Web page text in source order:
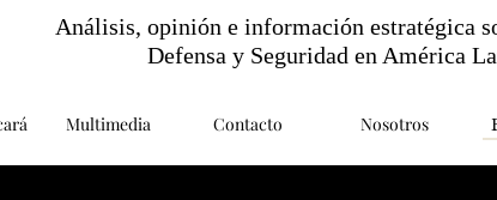
Multimedia Contacto Nosotros
Análisis, opinión e información estratégica
Defensa y Seguridad en América